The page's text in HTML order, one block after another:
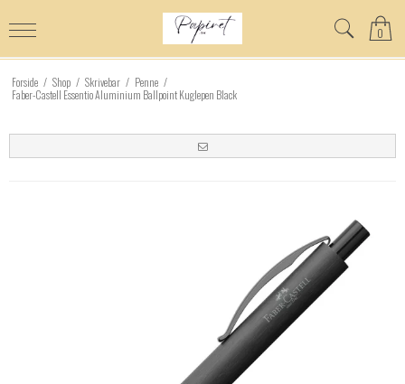
0
Forside / Shop / Skrivebar / Penne /
Faber-Castell Essentio Aluminium Ballpoint Kuglepen Black